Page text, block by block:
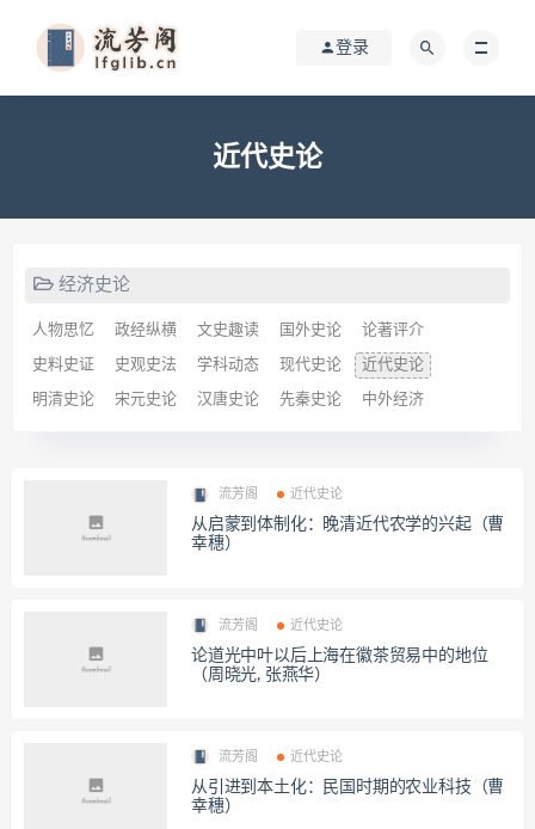
登录
近代史论
经济史论
人物思忆 政经纵横 文史趣读 国外史论 论著评介
史料史证 史观史法 学科动态 现代史论 近代史论
明清史论 宋元史论 汉唐史论 先秦史论 中外经济
流芳阁 近代史论
从启蒙到体制化：晚清近代农学的兴起（曹
幸穗）
流芳阁 近代史论
论道光中叶以后上海在徽茶贸易中的地位
（周晓光, 张燕华）
流芳阁 近代史论
从引进到本土化：民国时期的农业科技（曹
幸穗）